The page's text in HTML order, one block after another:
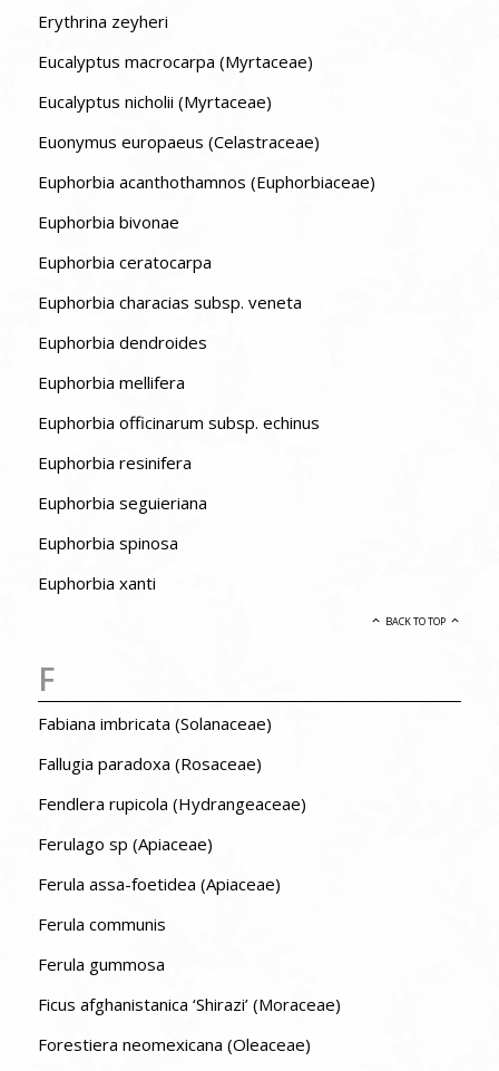
Erythrina zeyheri
Eucalyptus macrocarpa (Myrtaceae)
Eucalyptus nicholii (Myrtaceae)
Euonymus europaeus (Celastraceae)
Euphorbia acanthothamnos (Euphorbiaceae)
Euphorbia bivonae
Euphorbia ceratocarpa
Euphorbia characias subsp. veneta
Euphorbia dendroides
Euphorbia mellifera
Euphorbia officinarum subsp. echinus
Euphorbia resinifera
Euphorbia seguieriana
Euphorbia spinosa
Euphorbia xanti
BACK TO TOP
F
Fabiana imbricata (Solanaceae)
Fallugia paradoxa (Rosaceae)
Fendlera rupicola (Hydrangeaceae)
Ferulago sp (Apiaceae)
Ferula assa-foetidea (Apiaceae)
Ferula communis
Ferula gummosa
Ficus afghanistanica ‘Shirazi’ (Moraceae)
Forestiera neomexicana (Oleaceae)